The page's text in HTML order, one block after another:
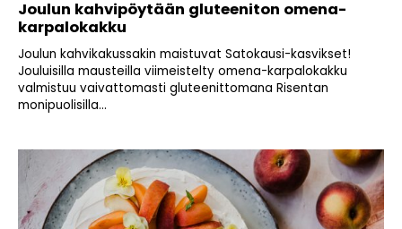
Joulun kahvipöytään gluteeniton omena-
karpalokakku
Joulun kahvikakussakin maistuvat Satokausi-kasvikset!
Jouluisilla mausteilla viimeistelty omena-karpalokakku
valmistuu vaivattomasti gluteenittomana Risentan
monipuolisilla...